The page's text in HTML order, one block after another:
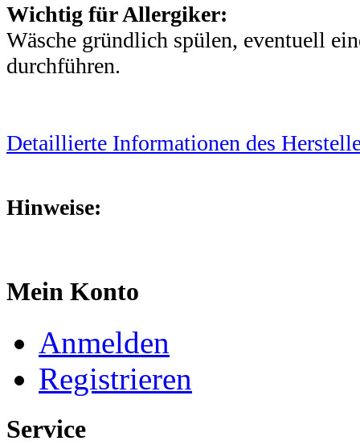
Wichtig für Allergiker:
Wäsche gründlich spülen, eventuell
durchführen.
Detaillierte Informationen des
Hinweise:
Mein Konto
Anmelden
Registrieren
Service